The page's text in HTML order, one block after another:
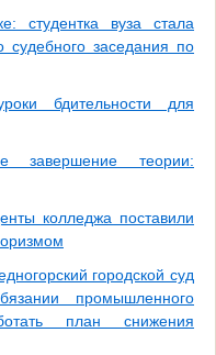
студентка вуза стала
судебного заседания по
бдительности для
завершение теории:
колледжа поставили
городской суд
промышленного
план снижения